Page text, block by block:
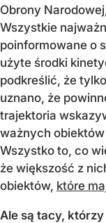
Obrony
Wszystkie
poinformowane o
użyte środki
podkreślić, że
uznano, że
trajektoria
ważnych
Wszystko to, co
że większość z
obiektów, które
Ale są tacy,